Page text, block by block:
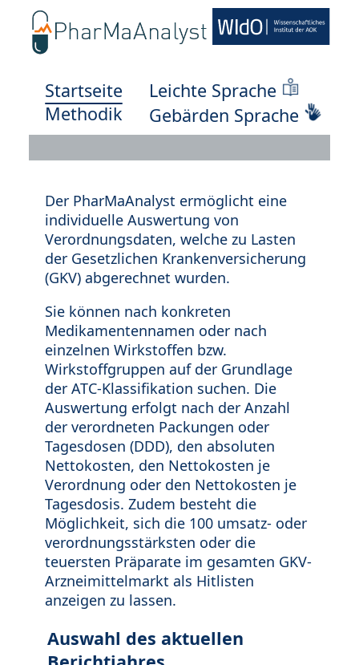
Startseite
Methodik
Leichte Sprache
Gebärden Sprache
Der PharMaAnalyst ermöglicht eine
individuelle Auswertung von
Verordnungsdaten, welche zu Lasten
der Gesetzlichen Krankenversicherung
(GKV) abgerechnet wurden.
Sie können nach konkreten
Medikamentennamen oder nach
einzelnen Wirkstoffen bzw.
Wirkstoffgruppen auf der Grundlage
der ATC-Klassifikation suchen. Die
Auswertung erfolgt nach der Anzahl
der verordneten Packungen oder
Tagesdosen (DDD), den absoluten
Nettokosten, den Nettokosten je
Verordnung oder den Nettokosten je
Tagesdosis. Zudem besteht die
Möglichkeit, sich die 100 umsatz- oder
verordnungsstärksten oder die
teuersten Präparate im gesamten GKV-
Arzneimittelmarkt als Hitlisten
anzeigen zu lassen.
Auswahl des aktuellen